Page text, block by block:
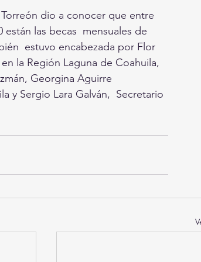
dio a conocer que entre
las becas  mensuales de
estuvo encabezada por Flor
la Región Laguna de Coahuila,
Georgina Aguirre
y Sergio Lara Galván,  Secretario